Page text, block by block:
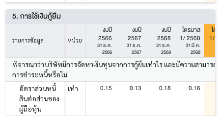
5. การใช้เงินกู้ยืม
รายการข้อมูล หน่วย
งบปี
2566
31 ธ.ค.
2566
งบปี
2567
31 ธ.ค.
2567
งบปี
2568
31 ธ.ค.
2568
ไตรมาส
1/ 2568
31 มี.ค.
2568
ไต
1/
พิจารณาว่าบริษัทมีการจัดหาเงินทุนจากการกู้ยืมเท่าไร และมีความสามารถ
การชำระหนี้หรือไม่
อัตราส่วนหนี้
สินต่อส่วนของ
ผู้ถือหุ้น
เท่า 0.15 0.13 0.18 0.16